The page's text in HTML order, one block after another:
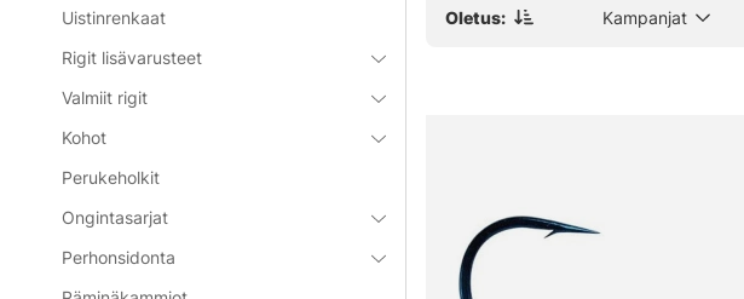
Uistinrenkaat
Rigit lisävarusteet
Valmiit rigit
Kohot
Perukeholkit
Ongintasarjat
Perhonsidonta
Oletus: Kampanjat